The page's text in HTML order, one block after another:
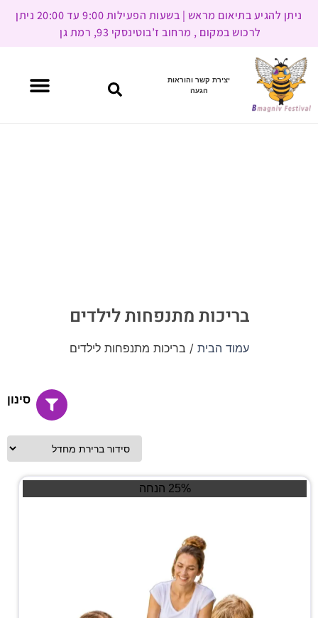
ניתן להגיע בתיאום מראש | בשעות הפעילות 9:00 עד 20:00 ניתן
לרכוש במקום , מרחוב ז’בוטינסקי 93, רמת גן
יצירת קשר והוראות
הגעה
בריכות מתנפחות לילדים
עמוד הבית / בריכות מתנפחות לילדים
סינון
25% הנחה